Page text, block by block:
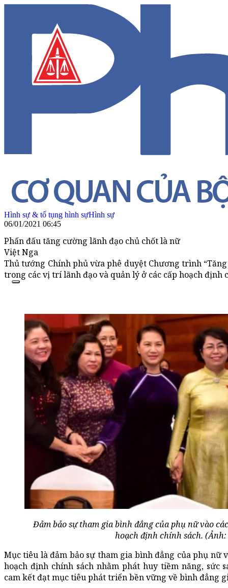
Hình sự & tố tụng hình sựHình sự
06/01/2021 06:45
Phấn đấu tăng cường lãnh đạo chủ chốt là nữ
Việt Nga
Thủ tướng Chính phủ vừa phê duyệt Chương trình
trong các vị trí lãnh đạo và quản lý ở các cấp hoạch định
Đảm bảo sự tham gia bình đẳng của phụ nữ vào
hoạch định chính sách.
Mục tiêu là đảm bảo sự tham gia bình đẳng của phụ nữ
hoạch định chính sách nhằm phát huy tiềm năng, sức
cam kết đạt mục tiêu phát triển bền vững về bình đẳng